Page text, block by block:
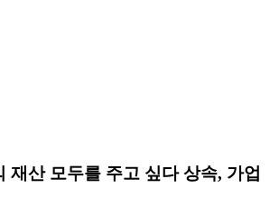
재산 모두를 주고 싶다 상속, 가업